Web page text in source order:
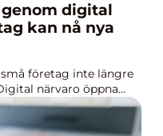
digital
kan nå nya
företag inte längre
närvaro öppna...